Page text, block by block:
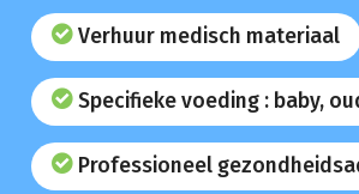
Verhuur medisch materiaal
Specifieke voeding : baby,
Professioneel